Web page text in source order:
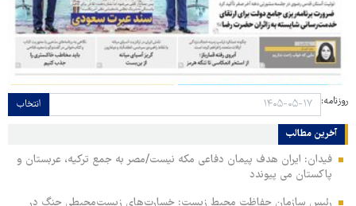
روزنامه: انتخاب
آخرین مطالب
فیدان: ایران هدف پیمان دفاعی مکه نیست/مصر به جمع ترکیه، عربستان و
پاکستان می پیوندد
رئیس سازمان حفاظت محیط زیست: خسارت‌های زیست‌محیطی جنگ در